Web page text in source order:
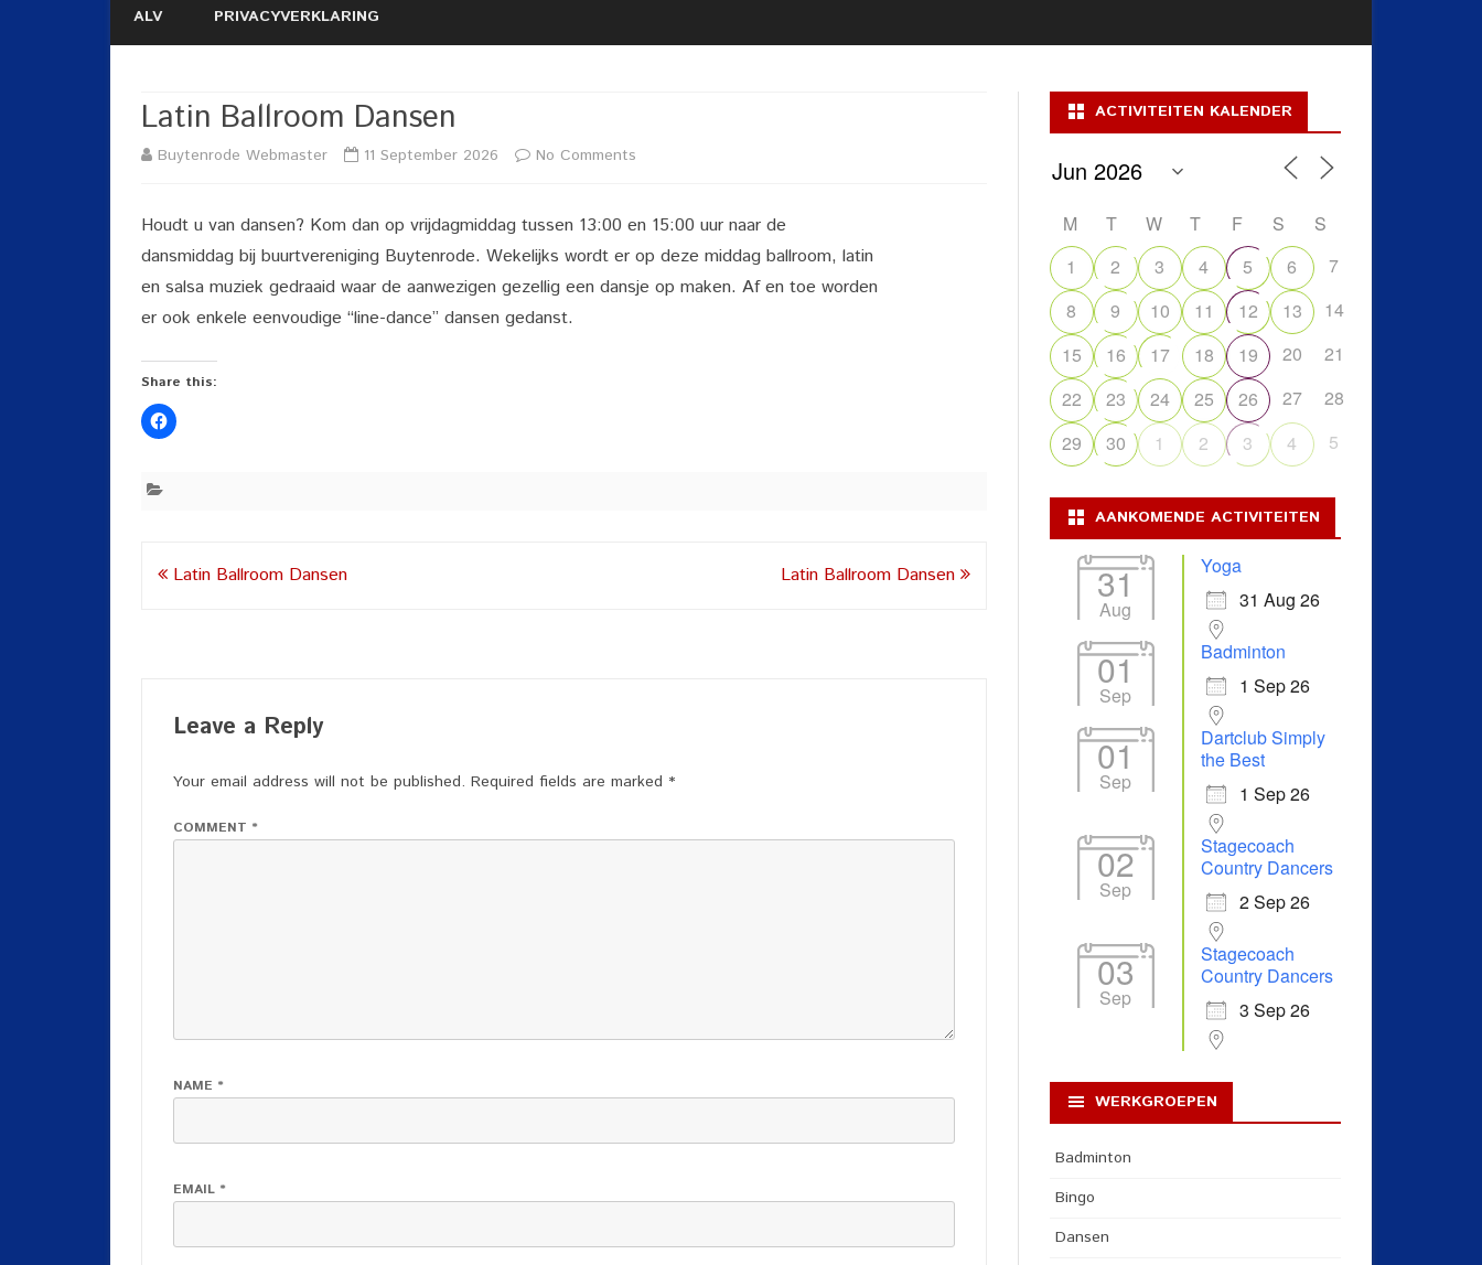
2020 02 29 KOPPEL
ALV PRIVACYVERKLARING
Latin Ballroom Dansen
Buytenrode Webmaster 11 September 2026 No Comments
Ballroom
Dansen
Houdt u van dansen? Kom dan op vrijdagmiddag tussen 13:00 en 15:00 uur naar de
dansmiddag bij buurtvereniging Buytenrode. Wekelijks wordt er op deze middag ballroom, latin
en salsa muziek gedraaid waar de aanwezigen gezellig een dansje op maken. Af en toe worden
er ook enkele eenvoudige “line-dance” dansen gedanst.
Share this:
PostLatin Ballroom Dansen Latin Ballroom Dansen
Leave a Reply
Your email address will not be published. Required fields are marked *
COMMENT *
NAME *
EMAIL *
ACTIVITEITEN KALENDER
M T W T F S
S
1
2 3 4 5 6
7
8
9 10 11 12 13
14
15
16 17 18 19 20
21
22
23 24 25 26 27
28
29
30 1 2 3 4 5
AANKOMENDE ACTIVITEITEN
31
Aug
Yoga
31 Aug 26
01
Sep
Badminton
1 Sep 26
01
Sep
Dartclub Simply
the Best
1 Sep 26
02
Sep
Stagecoach
Country Dancers
2 Sep 26
03
Sep
Stagecoach
Country Dancers
3 Sep 26
WERKGROEPEN
Badminton
Bingo
Dansen